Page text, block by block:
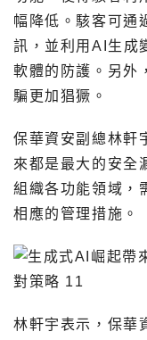
幅降低。駭客可通
訊，並利用AI生成
軟體的防護。另外
騙更加猖獗。
保華資安副總林軒
來都是最大的安全
組織各功能領域，
相應的管理措施。
林軒宇表示，保華